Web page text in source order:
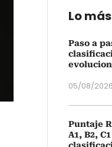
Lo
Paso a
05/08/2026
Puntaje
A1, B2,